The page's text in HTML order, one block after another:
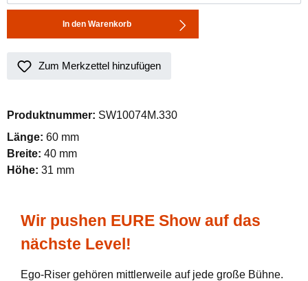
In den Warenkorb
Zum Merkzettel hinzufügen
Produktnummer: SW10074M.330
Länge: 60 mm
Breite: 40 mm
Höhe: 31 mm
Wir pushen EURE Show auf das
nächste Level!
Ego-Riser gehören mittlerweile auf jede große Bühne.